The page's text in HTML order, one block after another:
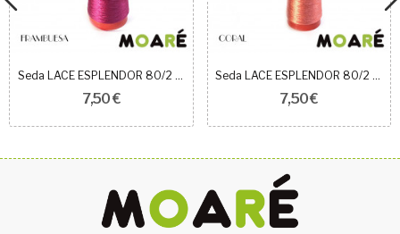
Seda LACE ESPLENDOR 80/2 FRAMBUESA
7,50 €
Seda LACE ESPLENDOR 80/2 CONCHA
7,50 €